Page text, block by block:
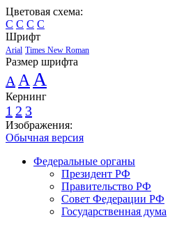
Цветовая схема:
C C C C
Шрифт
Arial Times New Roman
Размер шрифта
A A A
Кернинг
1 2 3
Изображения:
Обычная версия
Федеральные органы
Президент РФ
Правительство РФ
Совет Федерации РФ
Государственная дума